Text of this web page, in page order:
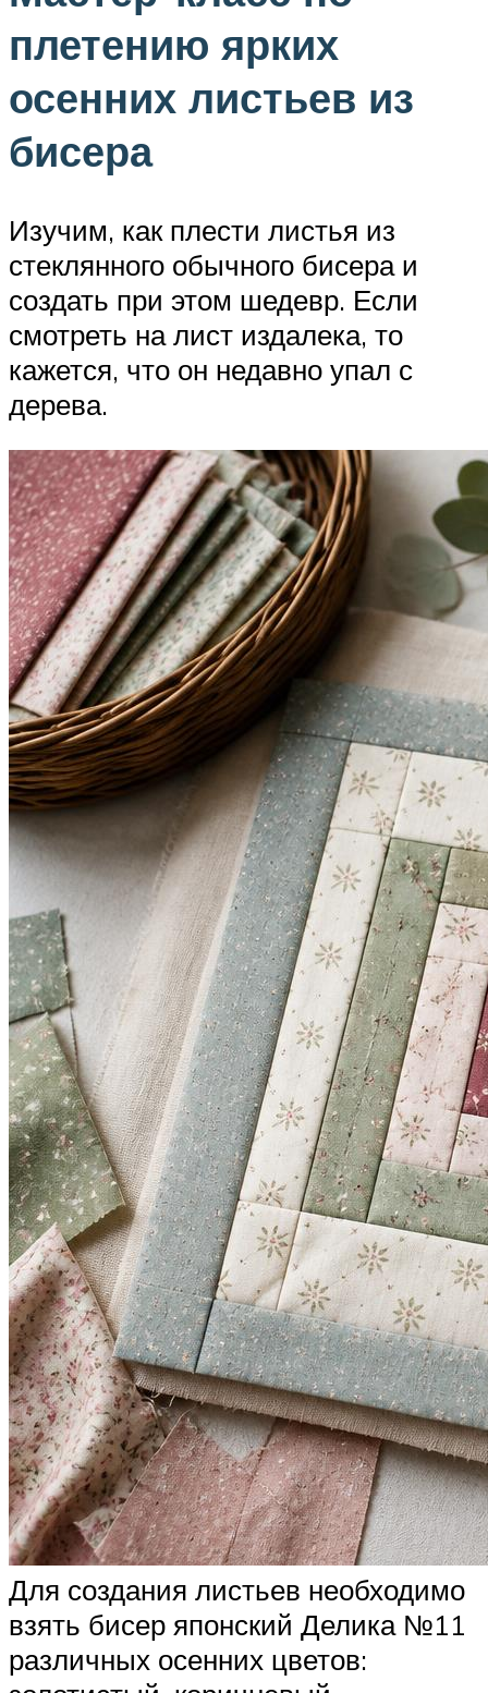
плетению ярких
осенних листьев из
бисера
Изучим, как плести листья из
стеклянного обычного бисера и
создать при этом шедевр. Если
смотреть на лист издалека, то
кажется, что он недавно упал с
дерева.
Для создания листьев необходимо
взять бисер японский Делика №11
различных осенних цветов: